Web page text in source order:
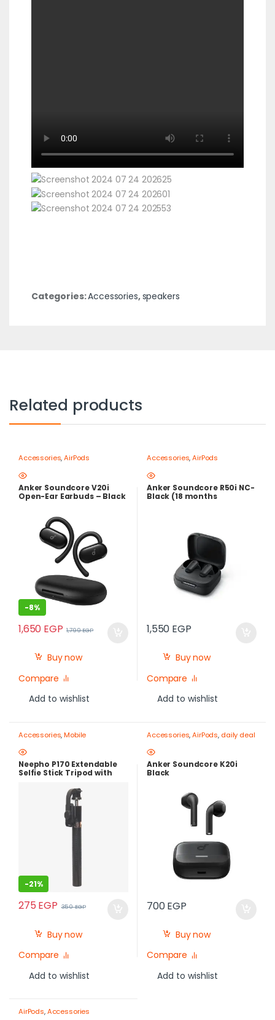
Categories:Accessories,speakers
Related products
Accessories,AirPods
Anker Soundcore V20i
Open-Ear Earbuds – Black
-8%
1,650 EGP 1,799EGP
Buy now
Compare
Add to wishlist
Accessories,AirPods
Anker Soundcore R50i NC-
Black (18 months
1,550 EGP
Buy now
Compare
Add to wishlist
Accessories,Mobile
Photography Gear – Create Like
a Pro
Stands
Neepho P170 Extendable
Selfie Stick Tripod with
-21%
275 EGP 350EGP
Buy now
Compare
Add to wishlist
Accessories,AirPods, daily deal
Anker Soundcore K20i
Black
700EGP
Buy now
Compare
Add to wishlist
AirPods,Accessories